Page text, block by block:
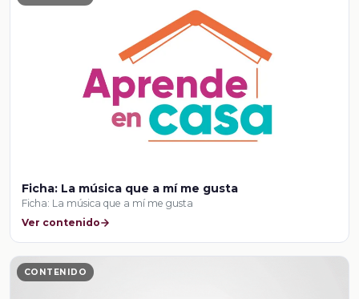
Ficha: La música que a mí me gusta
Ficha: La música que a mí me gusta
Ver contenido
CONTENIDO